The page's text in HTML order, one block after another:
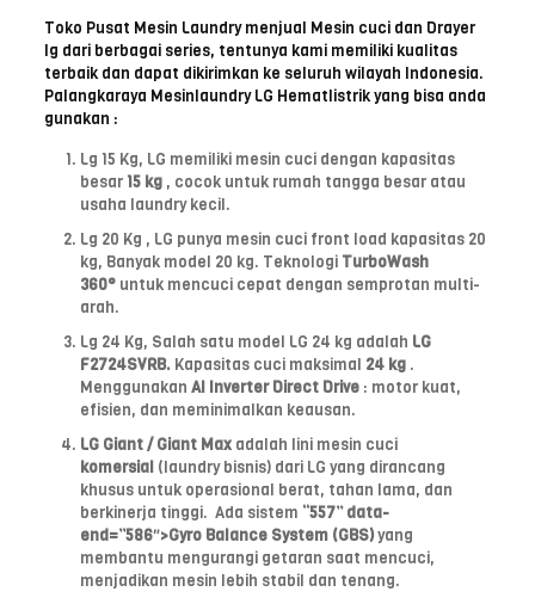
Toko Pusat Mesin Laundry menjual Mesin cuci dan Drayer
lg dari berbagai series, tentunya kami memiliki kualitas
terbaik dan dapat dikirimkan ke seluruh wilayah Indonesia.
Palangkaraya Mesinlaundry LG Hematlistrik yang bisa anda
gunakan :
Lg 15 Kg, LG memiliki mesin cuci dengan kapasitas
besar 15 kg, cocok untuk rumah tangga besar atau
usaha laundry kecil.
Lg 20 Kg , LG punya mesin cuci front load kapasitas 20
kg, Banyak model 20 kg. Teknologi TurboWash
360°untuk mencuci cepat dengan semprotan multi-
arah.
Lg 24 Kg, Salah satu model LG 24 kg adalah LG
F2724SVRB.Kapasitas cuci maksimal 24 kg.
Menggunakan AI Inverter Direct Drive: motor kuat,
efisien, dan meminimalkan keausan.
LG Giant / Giant Maxadalah lini mesin cuci
komersial (laundry bisnis) dari LG yang dirancang
khusus untuk operasional berat, tahan lama, dan
berkinerja tinggi. Ada sistem “557” data-
end=”586″>Gyro Balance System (GBS)yang
membantu mengurangi getaran saat mencuci,
menjadikan mesin lebih stabil dan tenang.